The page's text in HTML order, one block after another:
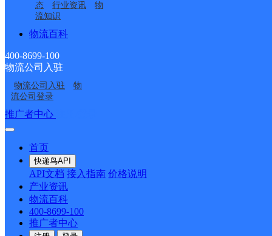
态
行业资讯
物
流知识
物流百科
400-8699-100
物流公司入驻
物流公司入驻
物
流公司登录
推广者中心
首页
快递鸟API
API文档 接入指南 价格说明
产业资讯
物流百科
400-8699-100
推广者中心
派送范围:C:车站路,创兴
商小区,公园路 H:环城北
军路,角奎街 K:凯丰路
街 X:西正街 Y:烟复路,彝
进路下段 Z:振兴街
5栋小卖部